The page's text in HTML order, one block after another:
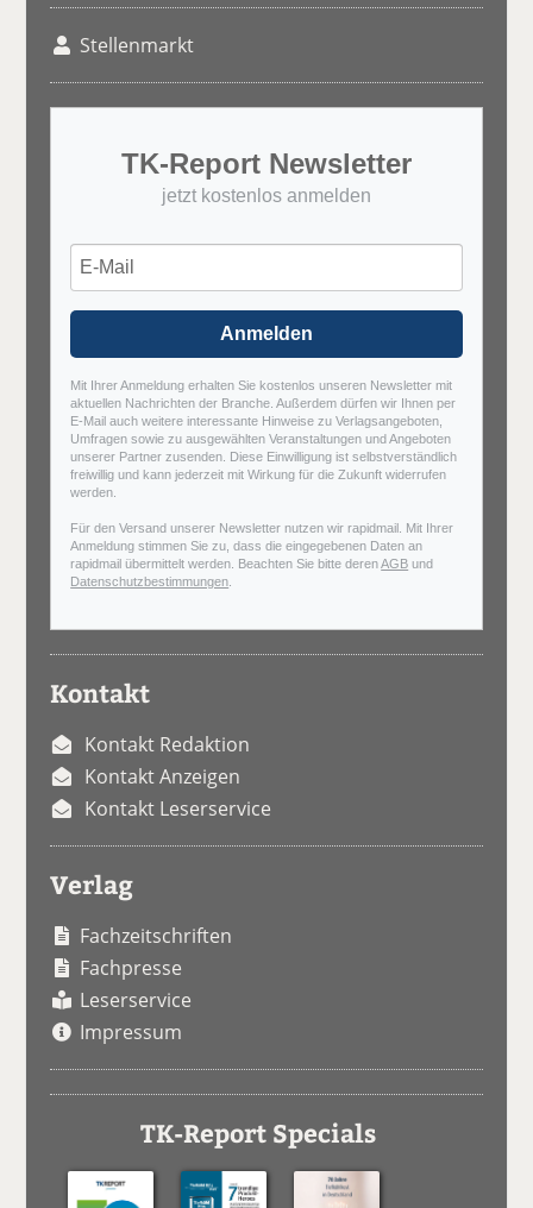
Stellenmarkt
TK-Report Newsletter
jetzt kostenlos anmelden
Anmelden
Mit Ihrer Anmeldung erhalten Sie kostenlos unseren Newsletter mit
aktuellen Nachrichten der Branche. Außerdem dürfen wir Ihnen per
E-Mail auch weitere interessante Hinweise zu Verlagsangeboten,
Umfragen sowie zu ausgewählten Veranstaltungen und Angeboten
unserer Partner zusenden. Diese Einwilligung ist selbstverständlich
freiwillig und kann jederzeit mit Wirkung für die Zukunft widerrufen
werden.
Für den Versand unserer Newsletter nutzen wir rapidmail. Mit Ihrer
Anmeldung stimmen Sie zu, dass die eingegebenen Daten an
rapidmail übermittelt werden. Beachten Sie bitte derenAGB und
Datenschutzbestimmungen
Kontakt
Kontakt Redaktion
Kontakt Anzeigen
Kontakt Leserservice
Verlag
Fachzeitschriften
Fachpresse
Leserservice
Impressum
TK-Report Specials